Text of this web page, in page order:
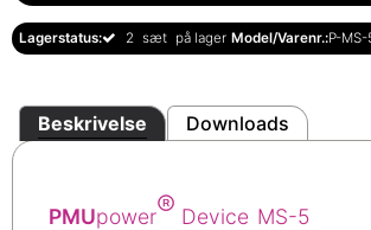
Lagerstatus: 2 sæt på lager Model/Varenr.:P-MS-
Beskrivelse Downloads
PMUpower® Device MS-5